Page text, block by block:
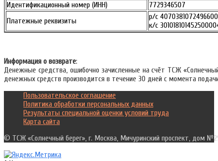
Идентификационный номер (ИНН)
7729346507
Платежные реквизиты
р/с
к/с
Информация о возврате:
Денежные средства, ошибочно зачисленные на счёт ТСЖ
денежных средств производится в течение 30 дней с момента
Пользовательское соглашение
Политика обработки персональных данных
Результаты специальной оценки условий труда
Карта сайта
© ТСЖ «Солнечный берег», г. Москва, Мичуринский проспект, дом